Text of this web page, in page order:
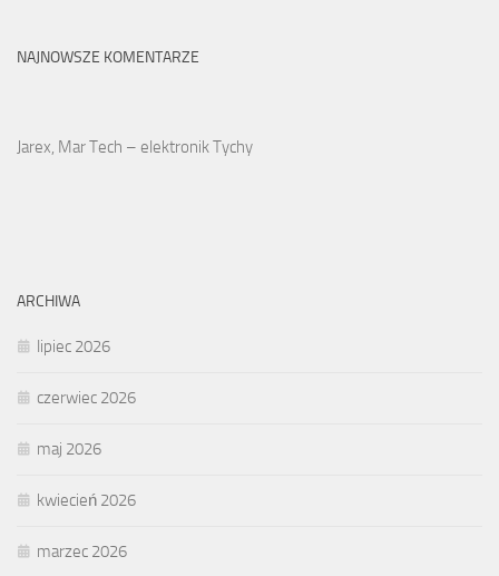
NAJNOWSZE KOMENTARZE
Jarex, Mar Tech – elektronik Tychy
ARCHIWA
lipiec 2026
czerwiec 2026
maj 2026
kwiecień 2026
marzec 2026